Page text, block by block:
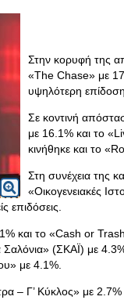
Στην κορυφή της
«The Chase» με
υψηλότερη
Σε κοντινή
με 16.1% και το
κινήθηκε και το
Στη συνέχεια της
«Οικογενειακές
επιδόσεις.
και το «Cash or
(ΣΚΑΪ) με
με 4.1%.
– Γ’ Κύκλος» με